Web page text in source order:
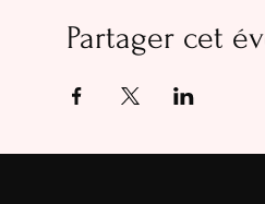
Partager cet